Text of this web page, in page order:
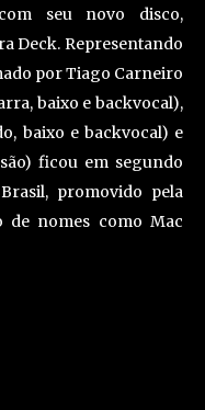
seu novo disco,
Deck. Representando
por Tiago Carneiro
baixo e backvocal),
baixo e backvocal) e
ficou em segundo
promovido pela
de nomes como Mac